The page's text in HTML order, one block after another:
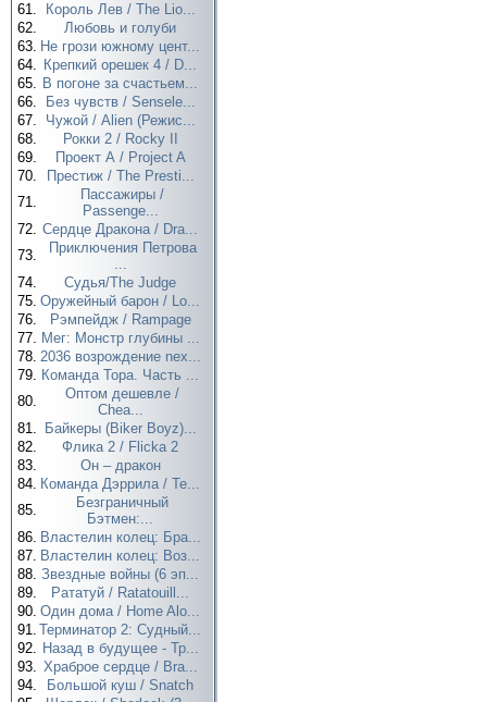
61.
Король Лев / The Lio...
62.
Любовь и голуби
63. Не грози южному цент...
64. Крепкий орешек 4 / D...
65. В погоне за счастьем...
66.
Без чувств / Sensele...
67.
Чужой / Alien (Режис...
68.
Рокки 2 / Rocky II
69.
Проект А / Project A
70.
Престиж / The Presti...
71.
Пассажиры /
Passenge...
72. Сердце Дракона / Dra...
73.
Приключения Петрова
...
74.
Судья/The Judge
75. Оружейный барон / Lo...
76.
Рэмпейдж / Rampage
77. Мег: Монстр глубины ...
78. 2036 возрождение nex...
79. Команда Тора. Часть ...
80.
Оптом дешевле /
Chea...
81.
Байкеры (Biker Boyz)...
82.
Флика 2 / Flicka 2
83.
Он – дракон
84. Команда Дэррила / Te...
85.
Безграничный
Бэтмен:...
86. Властелин колец: Бра...
87. Властелин колец: Воз...
88. Звездные войны (6 эп...
89.
Рататуй / Ratatouill...
90. Один дома / Home Alo...
91. Терминатор 2: Судный...
92. Назад в будущее - Тр...
93. Храброе сердце / Bra...
94.
Большой куш / Snatch